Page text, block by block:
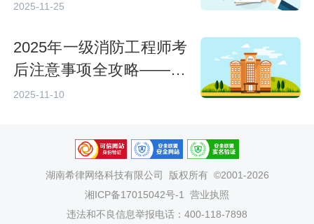
2025-11-25
2025年一级消防工程师考
后注意事项全攻略——20
26考生必读指南
2025-11-10
湖南希律网络科技有限公司 版权所有 ©2001-2026
湘ICP备17015042号-1
营业执照
违法和不良信息举报电话：400-118-7898